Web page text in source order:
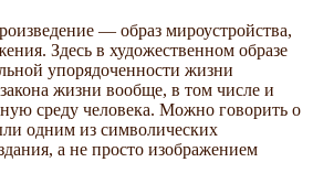
— образ мироустройства,
Здесь в художественном образе
упорядоченности жизни
жизни вообще, в том числе и
среду человека. Можно говорить о
одним из символических
а не просто изображением